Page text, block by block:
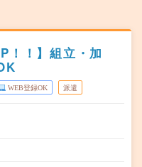
！！】組立・加
WEB登録OK 派遣